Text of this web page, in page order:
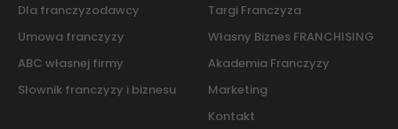
Dla franczyzodawcy
Umowa franczyzy
ABC własnej firmy
Słownik franczyzy i biznesu
Targi Franczyza
Własny Biznes FRANCHISING
Akademia Franczyzy
Marketing
Kontakt